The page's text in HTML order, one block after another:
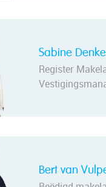
Sabine
Register
Bert van